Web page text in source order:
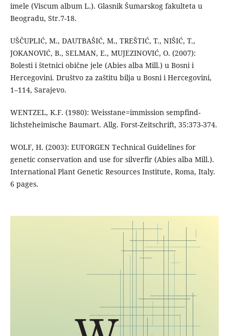
imele (Viscum album L.). Glasnik Šumarskog fakulteta u
Beogradu, Str.7-18.
UŠČUPLIĆ, M., DAUTBAŠIĆ, M., TREŠTIĆ, T., NIŠIĆ, T.,
JOKANOVIĆ, B., SELMAN, E., MUJEZINOVIĆ, O. (2007):
Bolesti i štetnici obične jele (Abies alba Mill.) u Bosni i
Hercegovini. Društvo za zaštitu bilja u Bosni i Hercegovini,
1–114, Sarajevo.
WENTZEL, K.F. (1980): Weisstane=immission sempfind-
lichsteheimische Baumart. Allg. Forst-Zeitschrift, 35:373-374.
WOLF, H. (2003): EUFORGEN Technical Guidelines for
genetic conservation and use for silverfir (Abies alba Mill.).
International Plant Genetic Resources Institute, Roma, Italy.
6 pages.